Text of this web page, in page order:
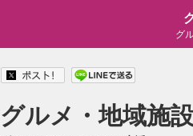
グ
グルメ・地域施